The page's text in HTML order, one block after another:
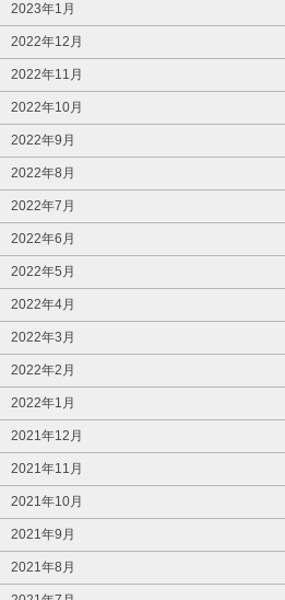
2023年1月
2022年12月
2022年11月
2022年10月
2022年9月
2022年8月
2022年7月
2022年6月
2022年5月
2022年4月
2022年3月
2022年2月
2022年1月
2021年12月
2021年11月
2021年10月
2021年9月
2021年8月